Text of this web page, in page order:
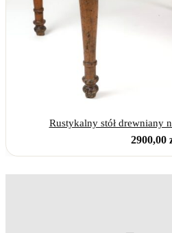
Rustykalny stół drewniany
2900,00